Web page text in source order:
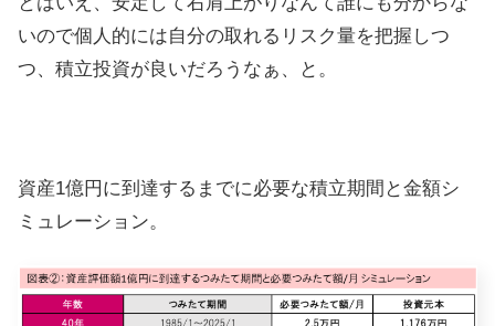
いので個人的には自分の取れるリスク量を把握しつ
つ、積立投資が良いだろうなぁ、と。
資産1億円に到達するまでに必要な積立期間と金額シ
ミュレーション。